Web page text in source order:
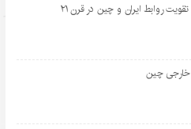
روابط ایران و چین در قرن ۲۱
خارجی چین